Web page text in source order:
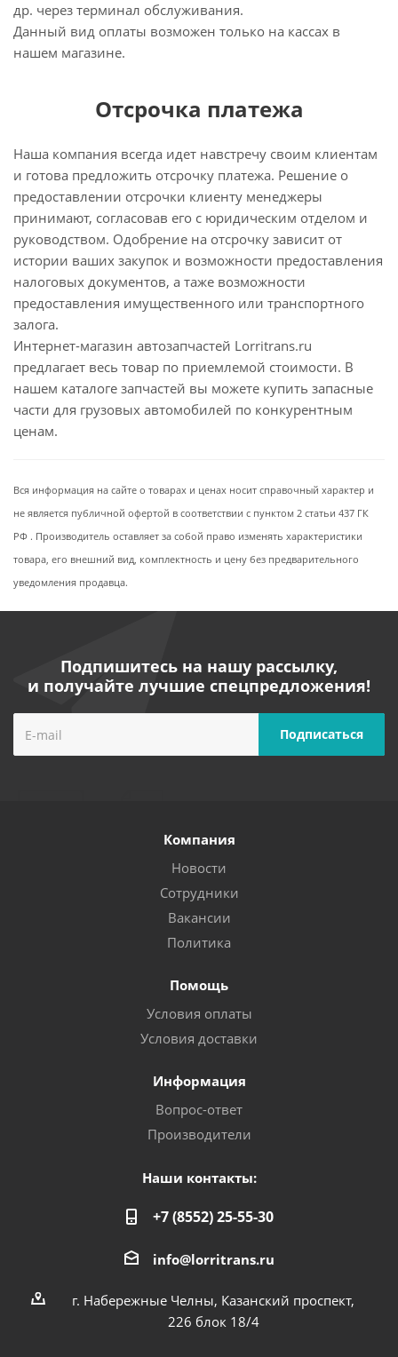
др. через терминал обслуживания.
Данный вид оплаты возможен только на кассах в
нашем магазине.
Отсрочка платежа
Наша компания всегда идет навстречу своим клиентам
и готова предложить отсрочку платежа. Решение о
предоставлении отсрочки клиенту менеджеры
принимают, согласовав его с юридическим отделом и
руководством. Одобрение на отсрочку зависит от
истории ваших закупок и возможности предоставления
налоговых документов, а таже возможности
предоставления имущественного или транспортного
залога.
Интернет-магазин автозапчастей Lorritrans.ru
предлагает весь товар по приемлемой стоимости. В
нашем каталоге запчастей вы можете купить запасные
части для грузовых автомобилей по конкурентным
ценам.
Вся информация на сайте о товарах и ценах носит справочный характер и
не является публичной офертой в соответствии с пунктом 2 статьи 437 ГК
РФ . Производитель оставляет за собой право изменять характеристики
товара, его внешний вид, комплектность и цену без предварительного
уведомления продавца.
Подпишитесь на нашу рассылку,
и получайте лучшие спецпредложения!
Компания
Новости
Сотрудники
Вакансии
Политика
Помощь
Условия оплаты
Условия доставки
Информация
Вопрос-ответ
Производители
Наши контакты:
+7 (8552) 25-55-30
info@lorritrans.ru
г. Набережные Челны, Казанский проспект,
226 блок 18/4